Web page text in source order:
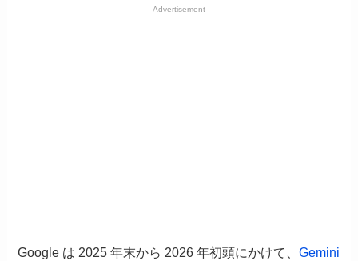
Advertisement
Google は 2025 年末から 2026 年初頭にかけて、Gemini